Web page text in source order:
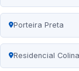
Porteira Preta
Residencial